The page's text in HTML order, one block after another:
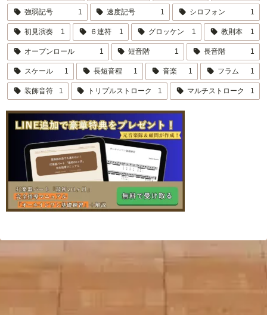
強弱記号 1 速度記号 1 シロフォン 1
初見演奏 1 ６連符 1 グロッケン 1 教則本 1
オープンロール 1 短音階 1 長音階 1
スケール 1 長短音程 1 音楽 1 フラム 1
装飾音符 1 トリプルストローク 1 マルチストローク 1